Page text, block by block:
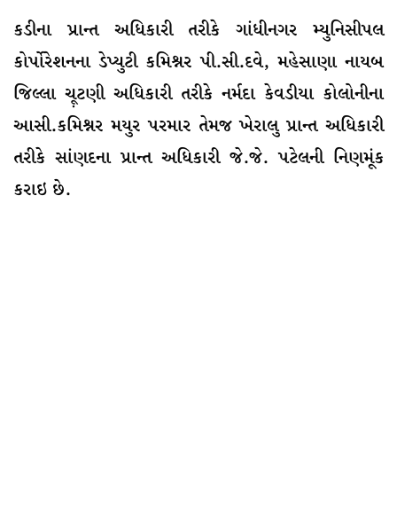
કડીના પ્રાન્ત અધિકારી તરીકે ગાંધીનગર મ્યુનિસીપલ
કોર્પોરેશનના ડેપ્યુટી કમિશ્નર પી.સી.દવે, મહેસાણા નાયબ
જિલ્લા ચૂ઼ટણી અધિકારી તરીકે નર્મદા કેવડીયા કોલોનીના
આસી.કમિશ્નર મયુર પરમાર તેમજ ખેરાલુ પ્રાન્ત અધિકારી
તરીકે સાંણદના પ્રાન્ત અધિકારી જે.જે. પટેલની નિણમૂંક
કરાઇ છે.